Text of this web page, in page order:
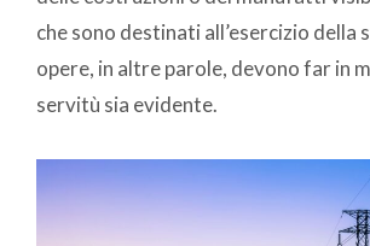
che sono destinati all’esercizio della
opere, in altre parole, devono far in
servitù sia evidente.